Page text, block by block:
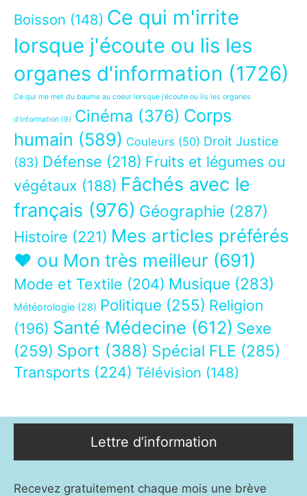
Boisson (148) Ce qui m'irrite
lorsque j'écoute ou lis les
organes d'information (1726)
Ce qui me met du baume au coeur lorsque j’écoute ou lis les organes
d’information (9) Cinéma (376) Corps
humain (589) Couleurs (50) Droit Justice
(83) Défense (218) Fruits et légumes ou
végétaux (188) Fâchés avec le
français (976) Géographie (287)
Histoire (221) Mes articles préférés
❤ ou Mon très meilleur (691)
Mode et Textile (204) Musique (283)
Météorologie (28) Politique (255) Religion
(196) Santé Médecine (612) Sexe
(259) Sport (388) Spécial FLE (285)
Transports (224) Télévision (148)
Lettre d’information
Recevez gratuitement chaque mois une brève